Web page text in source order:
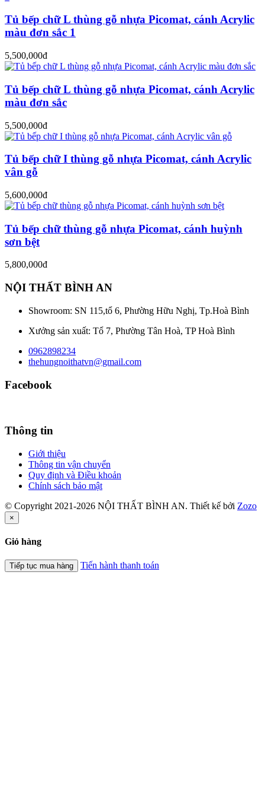
Tủ bếp chữ L thùng gỗ nhựa Picomat, cánh Acrylic
màu đơn sắc 1
5,500,000đ
Tủ bếp chữ L thùng gỗ nhựa Picomat, cánh Acrylic
màu đơn sắc
5,500,000đ
Tủ bếp chữ I thùng gỗ nhựa Picomat, cánh Acrylic
vân gỗ
5,600,000đ
Tủ bếp chữ thùng gỗ nhựa Picomat, cánh huỳnh
sơn bệt
5,800,000đ
NỘI THẤT BÌNH AN
Showroom: SN 115,tổ 6, Phường Hữu Nghị, Tp.Hoà Bình
Xưởng sản xuất: Tổ 7, Phường Tân Hoà, TP Hoà Bình
0962898234
thehungnoithatvn@gmail.com
Facebook
Thông tin
Giới thiệu
Thông tin vận chuyển
Quy định và Điều khoản
Chính sách bảo mật
© Copyright 2021-2026 NỘI THẤT BÌNH AN. Thiết kế bởi Zozo
×
Giỏ hàng
Tiếp tục mua hàng Tiến hành thanh toán